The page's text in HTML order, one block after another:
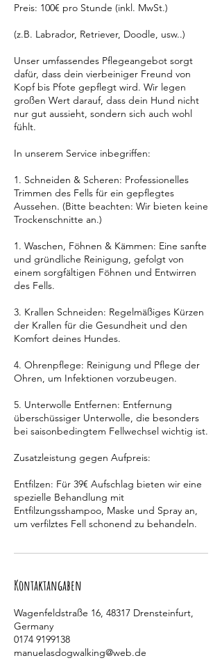
Preis: 100€ pro Stunde (inkl. MwSt.)
(z.B. Labrador, Retriever, Doodle, usw..)
Unser umfassendes Pflegeangebot sorgt
dafür, dass dein vierbeiniger Freund von
Kopf bis Pfote gepflegt wird. Wir legen
großen Wert darauf, dass dein Hund nicht
nur gut aussieht, sondern sich auch wohl
fühlt.
In unserem Service inbegriffen:
1. Schneiden & Scheren: Professionelles
Trimmen des Fells für ein gepflegtes
Aussehen. (Bitte beachten: Wir bieten keine
Trockenschnitte an.)
1. Waschen, Föhnen & Kämmen: Eine sanfte
und gründliche Reinigung, gefolgt von
einem sorgfältigen Föhnen und Entwirren
des Fells.
3. Krallen Schneiden: Regelmäßiges Kürzen
der Krallen für die Gesundheit und den
Komfort deines Hundes.
4. Ohrenpflege: Reinigung und Pflege der
Ohren, um Infektionen vorzubeugen.
5. Unterwolle Entfernen: Entfernung
überschüssiger Unterwolle, die besonders
bei saisonbedingtem Fellwechsel wichtig ist.
Zusatzleistung gegen Aufpreis:
Entfilzen: Für 39€ Aufschlag bieten wir eine
spezielle Behandlung mit
Entfilzungsshampoo, Maske und Spray an,
um verfilztes Fell schonend zu behandeln.
Kontaktangaben
Wagenfeldstraße 16, 48317 Drensteinfurt,
Germany
0174 9199138
manuelasdogwalking@web.de